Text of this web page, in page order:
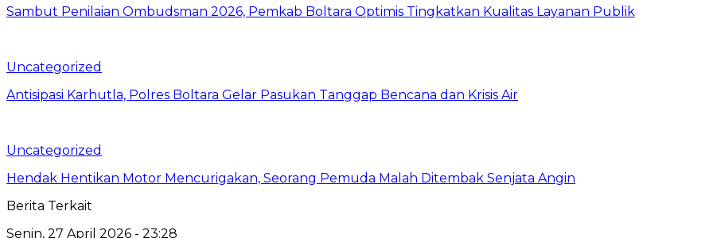
Sambut Penilaian Ombudsman 2026, Pemkab Boltara Optimis Tingkatkan Kualitas Layanan Publik
Uncategorized
Antisipasi Karhutla, Polres Boltara Gelar Pasukan Tanggap Bencana dan Krisis Air
Uncategorized
Hendak Hentikan Motor Mencurigakan, Seorang Pemuda Malah Ditembak Senjata Angin
Berita Terkait
Senin, 27 April 2026 - 23:28